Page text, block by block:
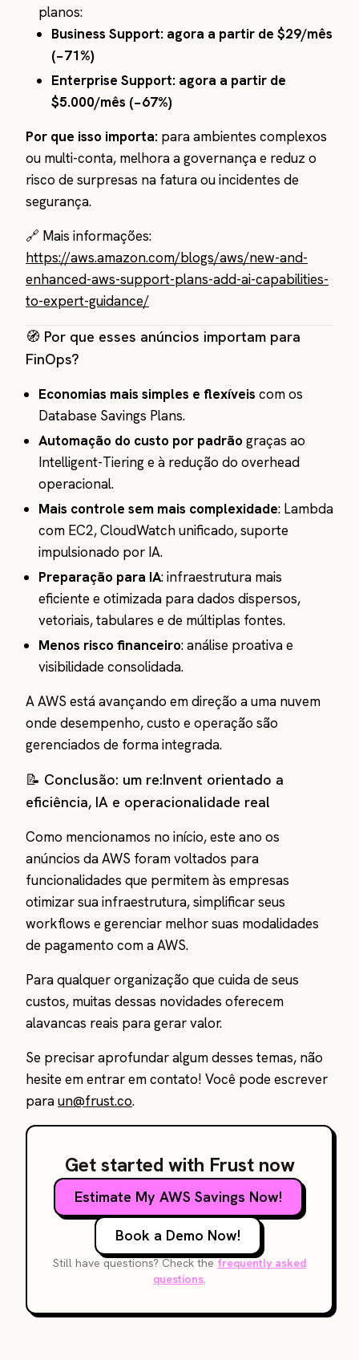
planos:
Business Support: agora a partir de $29/mês
(−71%)
Enterprise Support: agora a partir de
$5.000/mês (−67%)
Por que isso importa: para ambientes complexos
ou multi-conta, melhora a governança e reduz o
risco de surpresas na fatura ou incidentes de
segurança.
🔗 Mais informações:
https://aws.amazon.com/blogs/aws/new-and-
enhanced-aws-support-plans-add-ai-capabilities-
to-expert-guidance/
🧭 Por que esses anúncios importam para
FinOps?
Economias mais simples e flexíveis com os
Database Savings Plans.
Automação do custo por padrão graças ao
Intelligent-Tiering e à redução do overhead
operacional.
Mais controle sem mais complexidade: Lambda
com EC2, CloudWatch unificado, suporte
impulsionado por IA.
Preparação para IA: infraestrutura mais
eficiente e otimizada para dados dispersos,
vetoriais, tabulares e de múltiplas fontes.
Menos risco financeiro: análise proativa e
visibilidade consolidada.
A AWS está avançando em direção a uma nuvem
onde desempenho, custo e operação são
gerenciados de forma integrada.
📝 Conclusão: um re:Invent orientado a
eficiência, IA e operacionalidade real
Como mencionamos no início, este ano os
anúncios da AWS foram voltados para
funcionalidades que permitem às empresas
otimizar sua infraestrutura, simplificar seus
workflows e gerenciar melhor suas modalidades
de pagamento com a AWS.
Para qualquer organização que cuida de seus
custos, muitas dessas novidades oferecem
alavancas reais para gerar valor.
Se precisar aprofundar algum desses temas, não
hesite em entrar em contato! Você pode escrever
paraun@frust.co.
Get started with Frust now
Estimate My AWS Savings Now!
Book a Demo Now!
Still have questions? Check thefrequently asked
questions.